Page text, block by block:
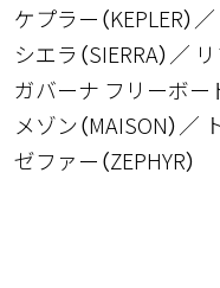
ケプラー（KEPLER）
シエラ（SIERRA）
ガバーナ フリーボー
メゾン（MAISON）
ゼファー（ZEPHYR）